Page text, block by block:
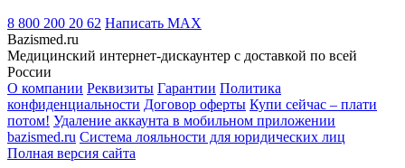
8 800 200 20 62 Написать MAX
Bazismed.ru
Медицинский интернет-дискаунтер с доставкой по всей
России
О компании Реквизиты Гарантии Политика
конфиденциальности Договор оферты Купи сейчас – плати
потом! Удаление аккаунта в мобильном приложении
bazismed.ru Система лояльности для юридических лиц
Полная версия сайта